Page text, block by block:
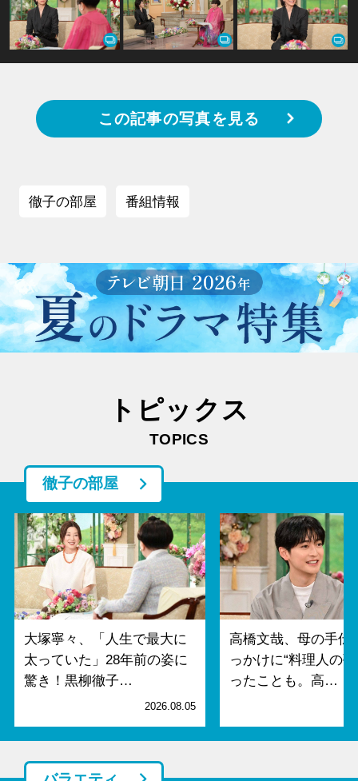
この記事の写真を見る
徹子の部屋 番組情報
トピックス
TOPICS
徹子の部屋
大塚寧々、「人生で最大に
太っていた」28年前の姿に
驚き！黒柳徹子…
2026.08.05
高橋文哉、母の手伝
っかけに“料理人の
ったことも。高…